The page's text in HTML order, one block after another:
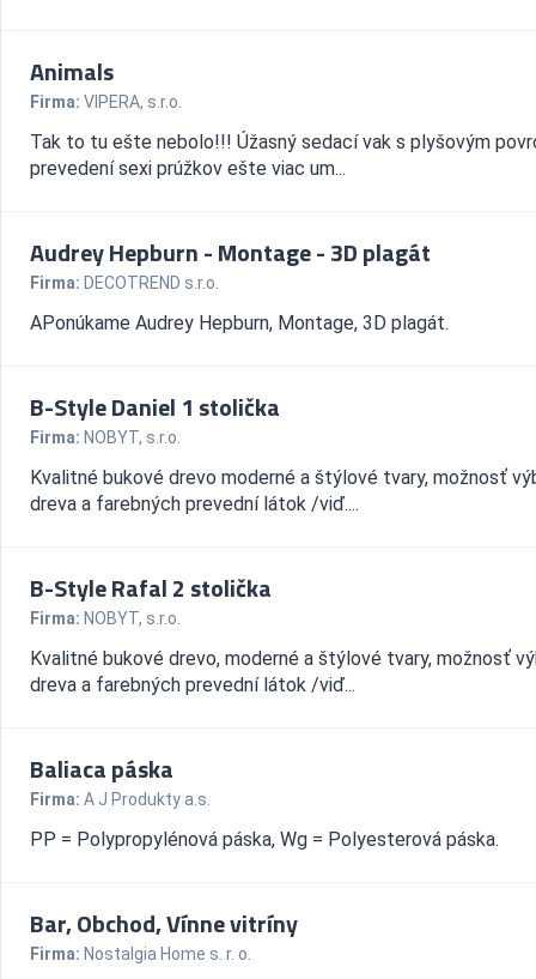
Animals
Firma: VIPERA, s.r.o.
Tak to tu ešte nebolo!!! Úžasný sedací vak s plyšovým
prevedení sexi prúžkov ešte viac um...
Audrey Hepburn - Montage - 3D plagát
Firma: DECOTREND s.r.o.
APonúkame Audrey Hepburn, Montage, 3D plagát.
B-Style Daniel 1 stolička
Firma: NOBYT, s.r.o.
Kvalitné bukové drevo moderné a štýlové tvary, možnosť
dreva a farebných prevední látok /viď....
B-Style Rafal 2 stolička
Firma: NOBYT, s.r.o.
Kvalitné bukové drevo, moderné a štýlové tvary, možnosť
dreva a farebných prevední látok /viď...
Baliaca páska
Firma: A J Produkty a.s.
PP = Polypropylénová páska, Wg = Polyesterová páska.
Bar, Obchod, Vínne vitríny
Firma: Nostalgia Home s. r. o.